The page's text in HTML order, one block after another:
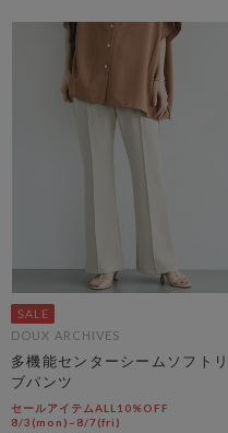
DOUX ARCHIVES
多機能センターシームソフトリ
ブパンツ
セールアイテムALL10%OFF
8/3(mon)~8/7(fri)